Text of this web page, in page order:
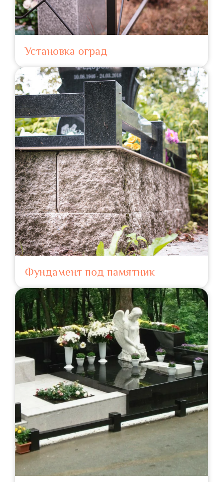
Установка оград
Фундамент под памятник